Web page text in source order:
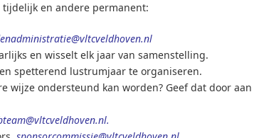
en andere permanent:
en wisselt elk jaar van samenstelling.
spetterend lustrumjaar te organiseren.
wijze ondersteund kan worden? Geef dat door aan